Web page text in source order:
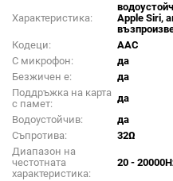
Характеристика:
Apple Siri,
Кодеци:
AAC
С микрофон:
да
Безжичен е:
да
Поддръжка на карта
с памет:
да
Водоустойчив:
да
Съпротива:
32Ω
Диапазон на
честотната
характеристика:
20 -